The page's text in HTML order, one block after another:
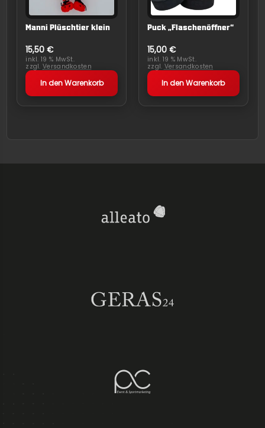
Manni Plüschtier klein
15,50€
inkl. 19 % MwSt.
zzgl.Versandkosten
In den Warenkorb
Puck „Flaschenöffner“
15,00 €
inkl. 19 % MwSt.
zzgl. Versandkosten
In den Warenkorb